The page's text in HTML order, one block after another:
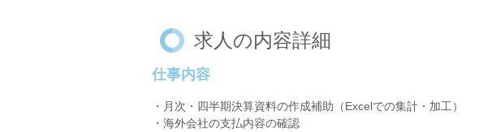
求人の内容詳細
仕事内容
・月次・四半期決算資料の作成補助（Excelでの集計・加工）
・海外会社の支払内容の確認